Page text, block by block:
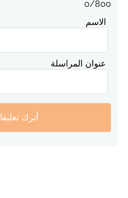
0/800
الاسم
عنوان المراسلة
أترك تعليقا